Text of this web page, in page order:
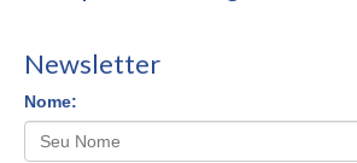
Newsletter
Nome: